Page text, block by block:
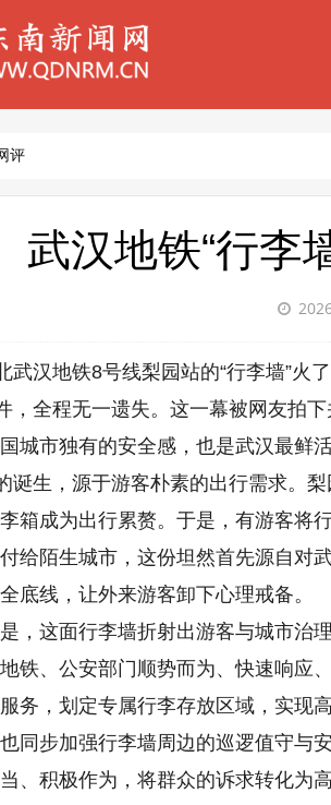
评
武汉地铁“行李
汉地铁8号线梨园站的“行李墙”火
，全程无一遗失。这一幕被网友拍
城市独有的安全感，也是武汉最鲜
生，源于游客朴素的出行需求。梨
箱成为出行累赘。于是，有游客将
给陌生城市，这份坦然首先源自对
底线，让外来游客卸下心理戒备。
这面行李墙折射出游客与城市治理
铁、公安部门顺势而为、快速响应
务，划定专属行李存放区域，实现
同步加强行李墙周边的巡逻值守与
、积极作为，将群众的诉求转化为